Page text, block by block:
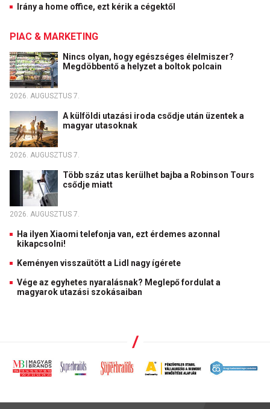
Irány a home office, ezt kérik a cégektől
PIAC & MARKETING
Nincs olyan, hogy egészséges élelmiszer?
Megdöbbentő a helyzet a boltok polcain
2026. AUGUSZTUS 7.
A külföldi utazási iroda csődje után üzentek a
magyar utasoknak
2026. AUGUSZTUS 7.
Több száz utas kerülhet bajba a Robinson Tours
csődje miatt
2026. AUGUSZTUS 7.
Ha ilyen Xiaomi telefonja van, ezt érdemes azonnal
kikapcsolni!
Keményen visszaütött a Lidl nagy ígérete
Vége az egyhetes nyaralásnak? Meglepő fordulat a
magyarok utazási szokásaiban